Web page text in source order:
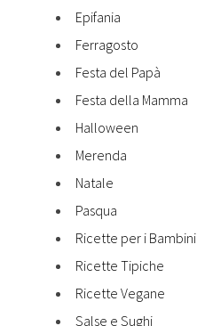
Epifania
Ferragosto
Festa del Papà
Festa della Mamma
Halloween
Merenda
Natale
Pasqua
Ricette per i Bambini
Ricette Tipiche
Ricette Vegane
Salse e Sughi